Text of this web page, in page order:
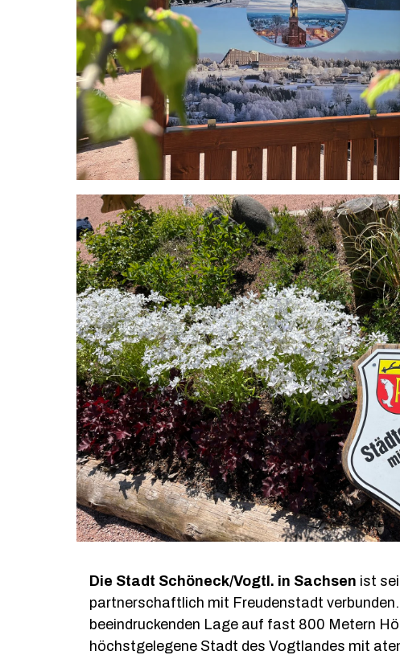
Partnerstadt Schöneck
Garten der Partnerschaft Heide
Die Stadt Schöneck/Vogtl. in Sachsen ist
partnerschaftlich mit Freudenstadt
beeindruckenden Lage auf fast 800 Metern
höchstgelegene Stadt des Vogtlandes mit